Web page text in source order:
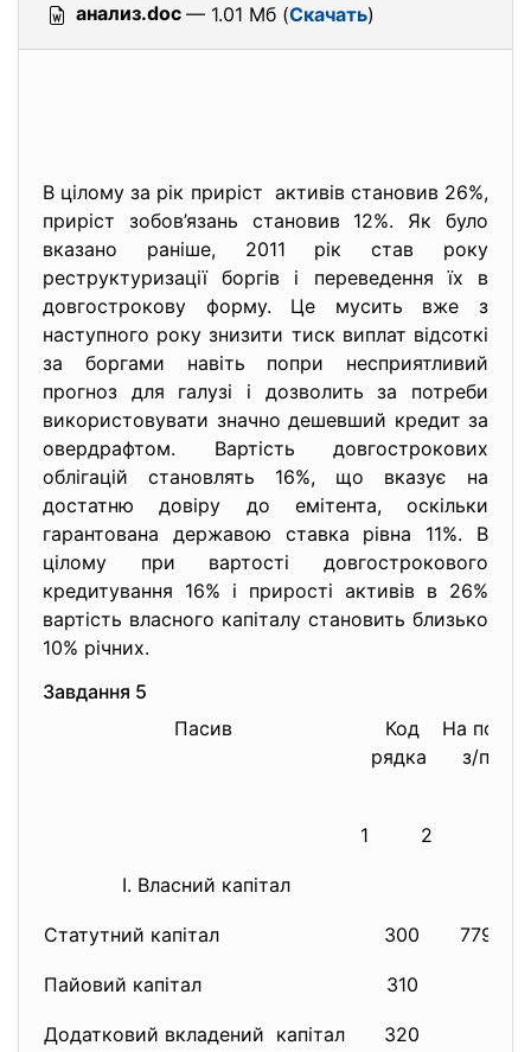
анализ.doc — 1.01 Мб (Скачать)
В цілому за рік приріст активів становив 26%,
приріст зобов’язань становив 12%. Як було
вказано раніше, 2011 рік став року
реструктуризації боргів і переведення їх в
довгострокову форму. Це мусить вже з
наступного року знизити тиск виплат відсоткі
за боргами навіть попри несприятливий
прогноз для галузі і дозволить за потреби
використовувати значно дешевший кредит за
овердрафтом. Вартість довгострокових
облігацій становлять 16%, що вказує на
достатню довіру до емітента, оскільки
гарантована державою ставка рівна 11%. В
цілому при вартості довгострокового
кредитування 16% і прирості активів в 26%
вартість власного капіталу становить близько
10% річних.
Завдання 5
Пасив
Код
рядка
На поч.
з/п
1 2
I. Власний капітал
Статутний капітал 300 77988
Пайовий капітал 310
Додатковий вкладений капітал 320